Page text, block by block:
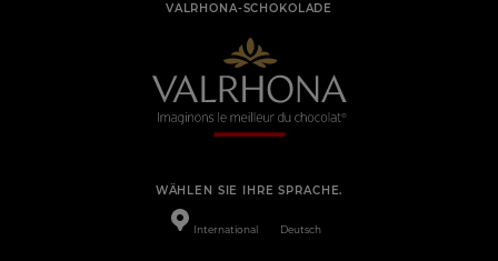
VALRHONA-SCHOKOLADE
WÄHLEN SIE IHRE SPRACHE.
International Deutsch